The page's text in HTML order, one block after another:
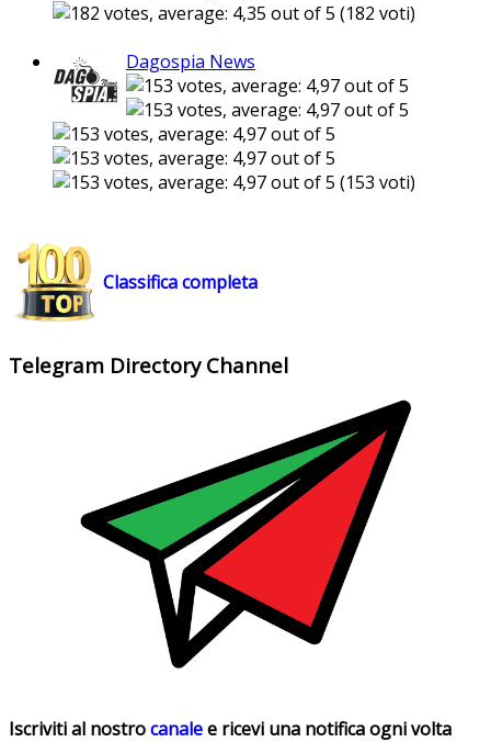
(182 voti)
Dagospia News
(153 voti)
Classifica completa
Telegram Directory Channel
Iscriviti al nostrocanalee ricevi una notifica ogni volta